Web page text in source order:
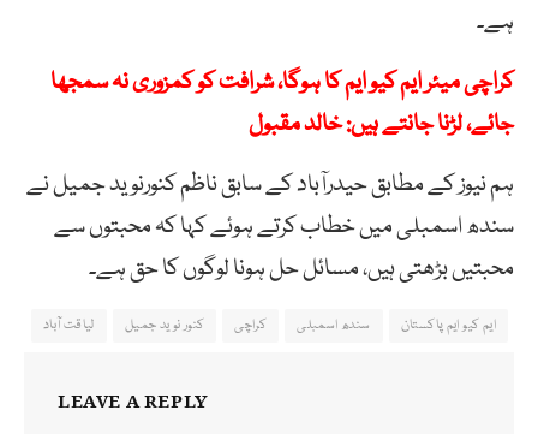
ہے۔
کراچی میئر ایم کیو ایم کا ہوگا، شرافت کو کمزوری نہ سمجھا
جائے، لڑنا جانتے ہیں: خالد مقبول
ہم نیوز کے مطابق حیدرآباد کے سابق ناظم کنورنوید جمیل نے
سندھ اسمبلی میں خطاب کرتے ہوئے کہا کہ محبتوں سے
محبتیں بڑھتی ہیں، مسائل حل ہونا لوگوں کا حق ہے۔
ایم کیو ایم پاکستان سندھ اسمبلی کراچی کنور نوید جمیل لیاقت آباد
LEAVE A REPLY